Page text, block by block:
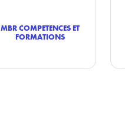
MBR COMPETENCES ET
FORMATIONS